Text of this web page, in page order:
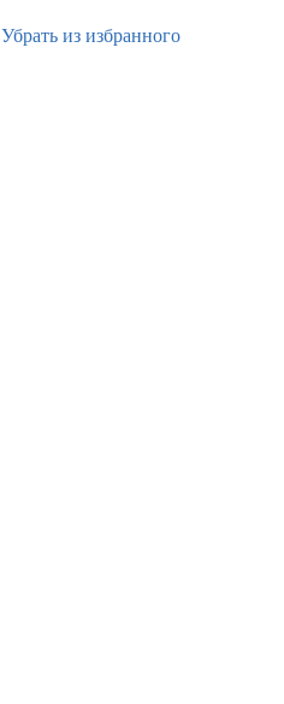
Убрать из избранного